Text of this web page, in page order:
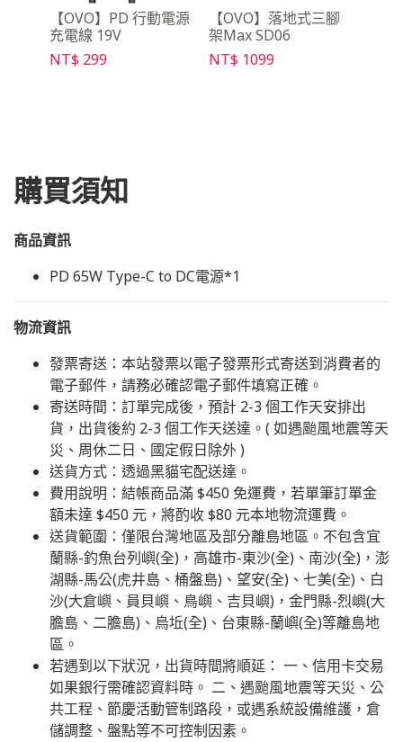
【OVO】PD 行動電源
充電線 19V
NT$ 299
【OVO】落地式三腳
架Max SD06
NT$ 1099
購買須知
商品資訊
PD 65W Type-C to DC電源*1
物流資訊
發票寄送：本站發票以電子發票形式寄送到消費者的
電子郵件，請務必確認電子郵件填寫正確。
寄送時間：訂單完成後，預計 2-3 個工作天安排出
貨，出貨後約 2-3 個工作天送達。( 如遇颱風地震等天
災、周休二日、國定假日除外 )
送貨方式：透過黑貓宅配送達。
費用說明：結帳商品滿 $450 免運費，若單筆訂單金
額未達 $450 元，將酌收 $80 元本地物流運費。
送貨範圍：僅限台灣地區及部分離島地區。不包含宜
蘭縣-釣魚台列嶼(全)，高雄市-東沙(全)、南沙(全)，澎
湖縣-馬公(虎井島、桶盤島)、望安(全)、七美(全)、白
沙(大倉嶼、員貝嶼、鳥嶼、吉貝嶼)，金門縣-烈嶼(大
膽島、二膽島)、烏坵(全)、台東縣-蘭嶼(全)等離島地
區。
若遇到以下狀況，出貨時間將順延： 一、信用卡交易
如果銀行需確認資料時。 二、遇颱風地震等天災、公
共工程、節慶活動管制路段，或遇系統設備維護，倉
儲調整、盤點等不可控制因素。